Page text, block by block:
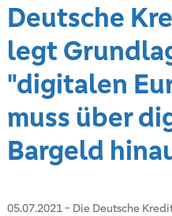
Deutsche
legt
"digitalen
muss über
Bargeld
05.07.2021- Die Deutsche